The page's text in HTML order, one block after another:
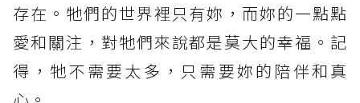
存在。牠們的世界裡只有妳，而妳的一點點
愛和關注，對牠們來說都是莫大的幸福。記
得，牠不需要太多，只需要妳的陪伴和真